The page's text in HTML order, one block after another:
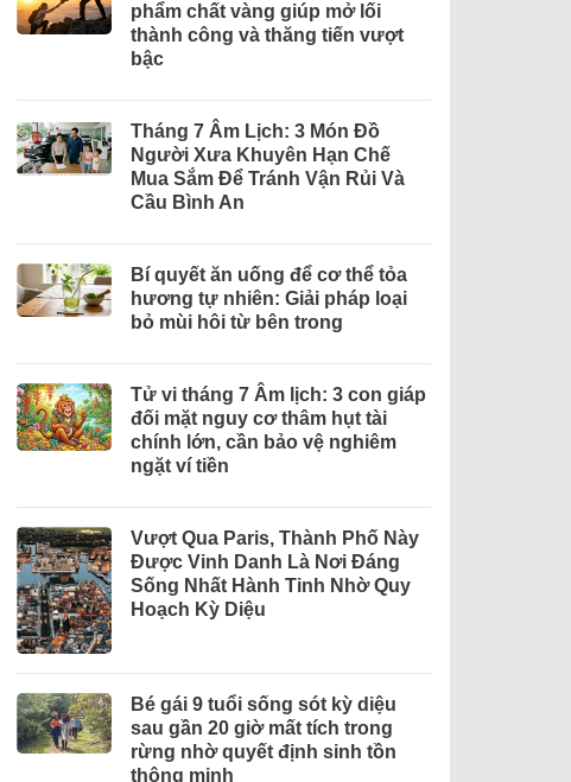
phẩm chất vàng giúp mở lối
thành công và thăng tiến vượt
bậc
Tháng 7 Âm Lịch: 3 Món Đồ
Người Xưa Khuyên Hạn Chế
Mua Sắm Để Tránh Vận Rủi Và
Cầu Bình An
Bí quyết ăn uống để cơ thể tỏa
hương tự nhiên: Giải pháp loại
bỏ mùi hôi từ bên trong
Tử vi tháng 7 Âm lịch: 3 con giáp
đối mặt nguy cơ thâm hụt tài
chính lớn, cần bảo vệ nghiêm
ngặt ví tiền
Vượt Qua Paris, Thành Phố Này
Được Vinh Danh Là Nơi Đáng
Sống Nhất Hành Tinh Nhờ Quy
Hoạch Kỳ Diệu
Bé gái 9 tuổi sống sót kỳ diệu
sau gần 20 giờ mất tích trong
rừng nhờ quyết định sinh tồn
thông minh